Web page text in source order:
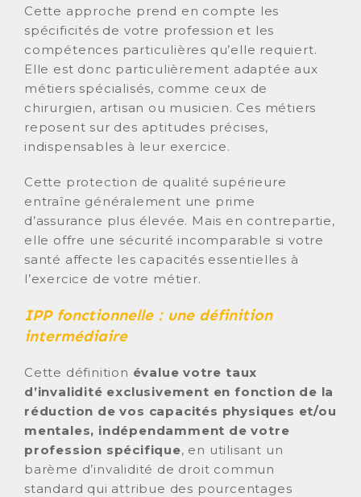
Cette approche prend en compte les
spécificités de votre profession et les
compétences particulières qu’elle requiert.
Elle est donc particulièrement adaptée aux
métiers spécialisés, comme ceux de
chirurgien, artisan ou musicien. Ces métiers
reposent sur des aptitudes précises,
indispensables à leur exercice.
Cette protection de qualité supérieure
entraîne généralement une prime
d’assurance plus élevée. Mais en contrepartie,
elle offre une sécurité incomparable si votre
santé affecte les capacités essentielles à
l’exercice de votre métier.
IPP fonctionnelle : une définition
intermédiaire
Cette définition évalue votre taux
d’invalidité exclusivement en fonction de la
réduction de vos capacités physiques et/ou
mentales, indépendamment de votre
profession spécifique, en utilisant un
barème d’invalidité de droit commun
standard qui attribue des pourcentages